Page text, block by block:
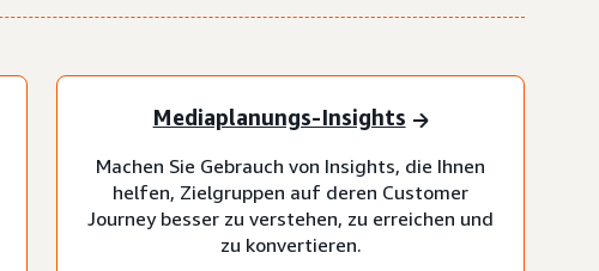
Mediaplanungs-Insights
Machen Sie Gebrauch von Insights, die Ihnen
helfen, Zielgruppen auf deren Customer
Journey besser zu verstehen, zu erreichen und
zu konvertieren.